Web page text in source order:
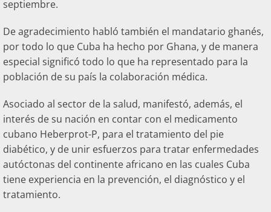
septiembre.
De agradecimiento habló también el mandatario ghanés,
por todo lo que Cuba ha hecho por Ghana, y de manera
especial significó todo lo que ha representado para la
población de su país la colaboración médica.
Asociado al sector de la salud, manifestó, además, el
interés de su nación en contar con el medicamento
cubano Heberprot-P, para el tratamiento del pie
diabético, y de unir esfuerzos para tratar enfermedades
autóctonas del continente africano en las cuales Cuba
tiene experiencia en la prevención, el diagnóstico y el
tratamiento.